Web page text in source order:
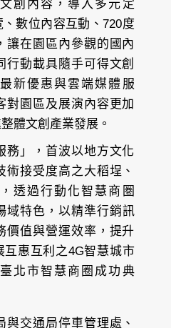
創內容，導入多元定
數位內容互動、720度
讓在園區內參觀的國內
行動載具隨手可得文創
新優惠與雲端媒體服
對園區及展演內容更加
體文創產業發展。
務」，首波以地方文化
術接受度高之大稻埕、
透過行動化智慧商圏
域特色，以精準行銷訊
價值與營運效率，提升
互惠互利之4G智慧城市
北市智慧商圈成功典
與交通局停車管理處、